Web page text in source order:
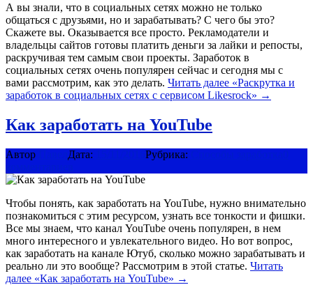
А вы знали, что в социальных сетях можно не только
общаться с друзьями, но и зарабатывать? С чего бы это?
Скажете вы. Оказывается все просто. Рекламодатели и
владельцы сайтов готовы платить деньги за лайки и репосты,
раскручивая тем самым свои проекты. Заработок в
социальных сетях очень популярен сейчас и сегодня мы с
вами рассмотрим, как это делать. Читать далее «Раскрутка и
заработок в социальных сетях c сервисом Likesrock» →
Как заработать на YouTube
Автор Дата: Рубрика:
Чтобы понять, как заработать на YouTube, нужно внимательно
познакомиться с этим ресурсом, узнать все тонкости и фишки.
Все мы знаем, что канал YouTube очень популярен, в нем
много интересного и увлекательного видео. Но вот вопрос,
как заработать на канале Ютуб, сколько можно зарабатывать и
реально ли это вообще? Рассмотрим в этой статье. Читать
далее «Как заработать на YouTube» →